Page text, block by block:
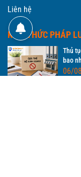
Liên hệ
KIẾN THỨC PHÁP
Thủ
bao
06/